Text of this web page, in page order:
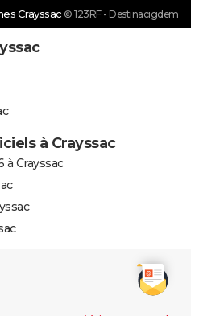
Crayssac © 123RF - Destinacigdem
à Crayssac
Crayssac